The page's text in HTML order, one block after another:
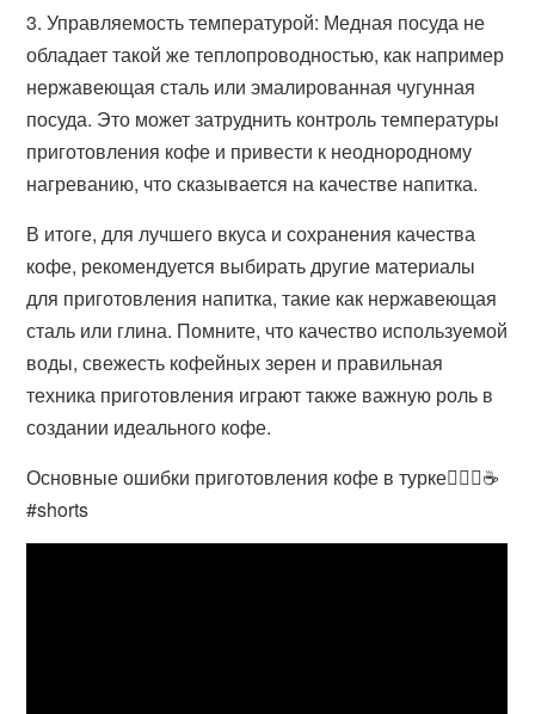
3. Управляемость температурой: Медная посуда не
обладает такой же теплопроводностью, как например
нержавеющая сталь или эмалированная чугунная
посуда. Это может затруднить контроль температуры
приготовления кофе и привести к неоднородному
нагреванию, что сказывается на качестве напитка.
В итоге, для лучшего вкуса и сохранения качества
кофе, рекомендуется выбирать другие материалы
для приготовления напитка, такие как нержавеющая
сталь или глина. Помните, что качество используемой
воды, свежесть кофейных зерен и правильная
техника приготовления играют также важную роль в
создании идеального кофе.
Основные ошибки приготовления кофе в турке🙅🏼‍♀️☕️
#shorts